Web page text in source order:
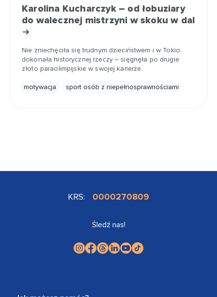
Karolina Kucharczyk – od łobuziary
do walecznej mistrzyni w skoku w dal
Nie zniechęciła się trudnym dzieciństwem i w Tokio
dokonała historycznej rzeczy – sięgnęła po drugie
złoto paraolimpijskie w swojej karierze.
motywacja sport osób z niepełnosprawnościami
KRS: 0000270809
Śledź nas!